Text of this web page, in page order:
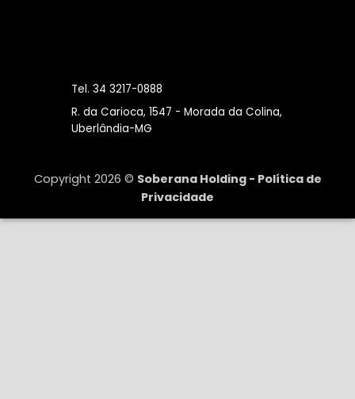
Tel. 34 3217-0888
R. da Carioca, 1547 - Morada da Colina,
Uberlândia-MG
Copyright 2026 © Soberana Holding - Política de
Privacidade